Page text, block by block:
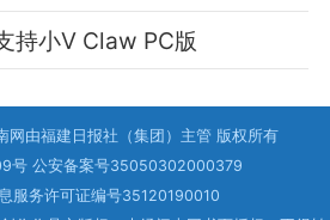
持小V Claw PC版
由福建日报社（集团）主管 版权所有
号 公安备案号35050302000379
服务许可证编号35120190010